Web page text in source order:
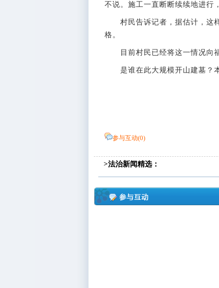
不说。施工一直断断续续地进行
村民告诉记者，据估计，这样
格。
目前村民已经将这一情况向
是谁在此大规模开山建墓？
参与互动(0)
>法治新闻精选：